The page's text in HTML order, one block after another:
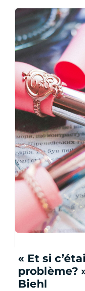
« Et si
problème?
Biehl